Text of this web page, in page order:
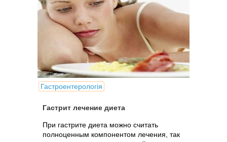
Гастроентерологія
Гастрит лечение диета
При гастрите диета можно считать
полноценным компонентом лечения, так